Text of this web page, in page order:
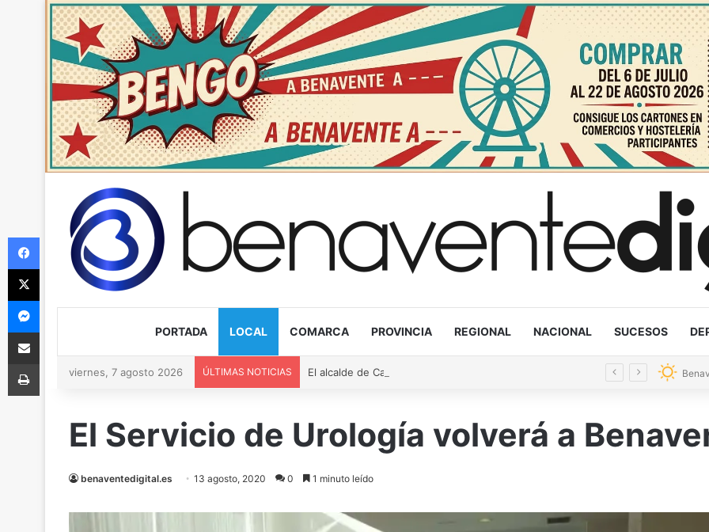
PORTADA LOCAL COMARCA PROVINCIA REGIONAL NACIONAL SUCESOS
viernes, 7 agosto 2026 ÚLTIMAS NOTICIAS
El Servicio de Urología volverá a
benaventedigital.es 13 agosto, 2020 0 1 minuto leído
Facebook
X
Messenger
Compartir via Email